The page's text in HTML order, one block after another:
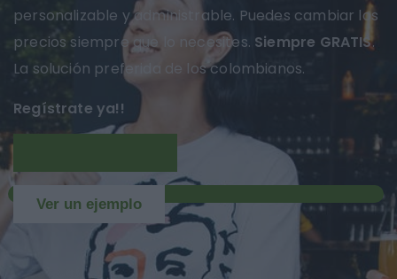
personalizable y administrable. Puedes cambiar los
precios siempre que lo necesites. Siempre GRATIS.
La solución preferida de los colombianos.
Regístrate ya!!
Ver un ejemplo